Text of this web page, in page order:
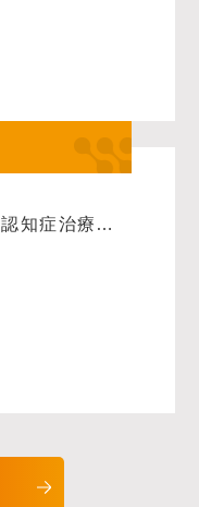
新規アルツハイマー型認知症治療薬: ケサンラ（ドナネマブ）